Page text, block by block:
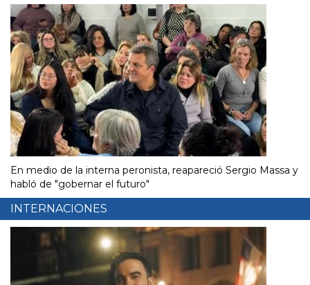
En medio de la interna peronista, reapareció Sergio Massa y
habló de "gobernar el futuro"
INTERNACIONES